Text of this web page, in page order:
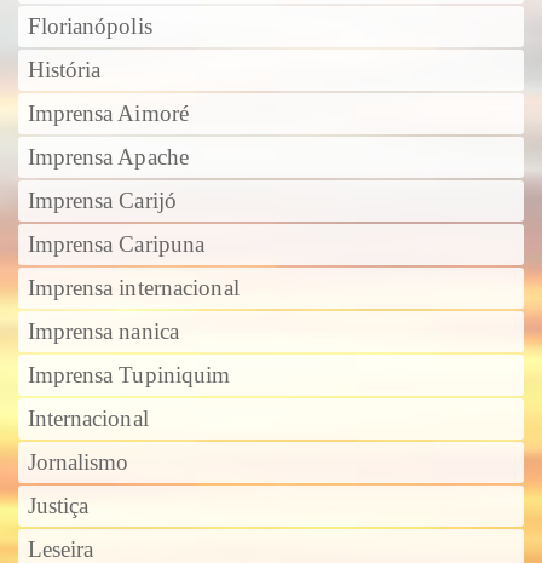
Florianópolis
História
Imprensa Aimoré
Imprensa Apache
Imprensa Carijó
Imprensa Caripuna
Imprensa internacional
Imprensa nanica
Imprensa Tupiniquim
Internacional
Jornalismo
Justiça
Leseira